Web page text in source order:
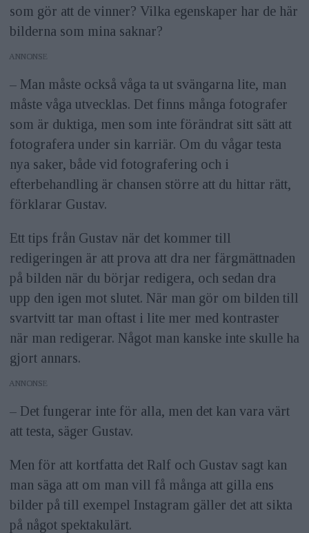
som gör att de vinner? Vilka egenskaper har de här
bilderna som mina saknar?
ANNONS
– Man måste också våga ta ut svängarna lite, man
måste våga utvecklas. Det finns många fotografer
som är duktiga, men som inte förändrat sitt sätt att
fotografera under sin karriär. Om du vågar testa
nya saker, både vid fotografering och i
efterbehandling är chansen större att du hittar rätt,
förklarar Gustav.
Ett tips från Gustav när det kommer till
redigeringen är att prova att dra ner färgmättnaden
på bilden när du börjar redigera, och sedan dra
upp den igen mot slutet. När man gör om bilden till
svartvitt tar man oftast i lite mer med kontraster
när man redigerar. Något man kanske inte skulle ha
gjort annars.
ANNONS
– Det fungerar inte för alla, men det kan vara värt
att testa, säger Gustav.
Men för att kortfatta det Ralf och Gustav sagt kan
man säga att om man vill få många att gilla ens
bilder på till exempel Instagram gäller det att sikta
på något spektakulärt.